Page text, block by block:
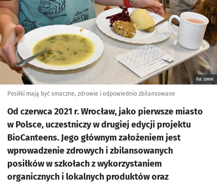
fot. UMW
Posiłki mają być smaczne, zdrowie i odpowiednio zbilansowane
Od czerwca 2021 r. Wrocław, jako pierwsze miasto
w Polsce, uczestniczy w drugiej edycji projektu
BioCanteens. Jego głównym założeniem jest
wprowadzenie zdrowych i zbilansowanych
posiłków w szkołach z wykorzystaniem
organicznych i lokalnych produktów oraz